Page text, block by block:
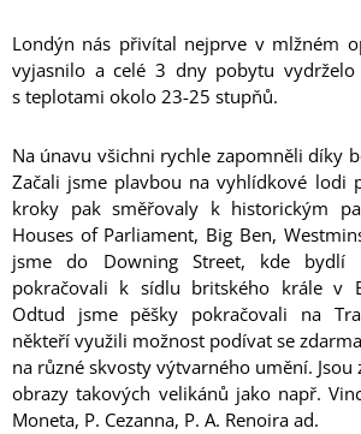
Londýn nás přivítal nejprve v mlžném
vyjasnilo a celé 3 dny pobytu
s teplotami okolo 23-25 stupňů.
Na únavu všichni rychle zapomněli díky
Začali jsme plavbou na vyhlídkové lodi
kroky pak směřovaly k historickým
Houses of Parliament, Big Ben,
jsme do Downing Street, kde bydlí
pokračovali k sídlu britského krále v
Odtud jsme pěšky pokračovali na
někteří využili možnost podívat se
na různé skvosty výtvarného umění.
obrazy takových velikánů jako např.
Moneta, P. Cezanna, P. A. Renoira ad.